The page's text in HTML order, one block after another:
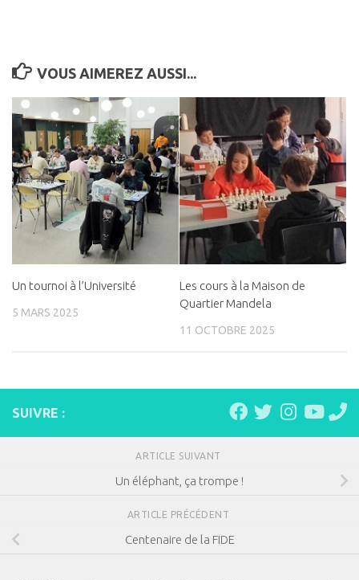
VOUS AIMEREZ AUSSI...
Un tournoi à l’Université
5 MARS 2025
Les cours à la Maison de
Quartier Mandela
11 OCTOBRE 2025
SUIVRE :
ARTICLE SUIVANT
Un éléphant, ça trompe !
ARTICLE PRÉCÉDENT
Centenaire de la FIDE